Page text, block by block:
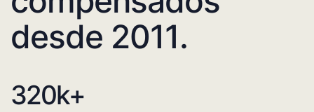
desde 2011.
320k+